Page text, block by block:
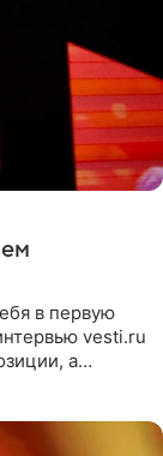
в первую
vesti.ru
а